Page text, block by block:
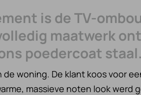
is de TV-
maatwerk
poedercoat
woning. De klant koos voor
massieve noten look werd